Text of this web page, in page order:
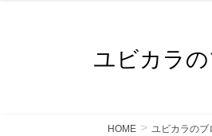
ユビカラ
HOME ユビカラのブ